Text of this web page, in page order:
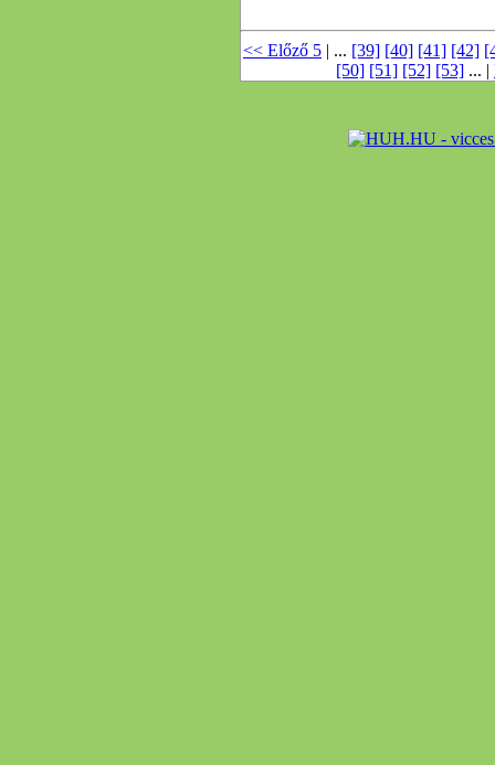
<< Előző 5 | ... [39] [40] [41] [42]
[50] [51] [52] [53] ... |